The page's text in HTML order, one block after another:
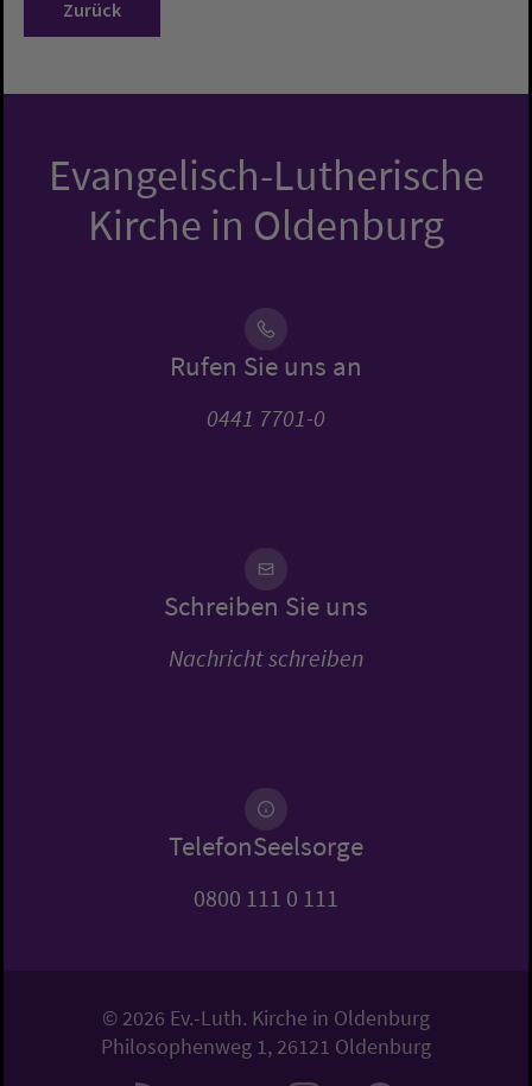
Zurück
Evangelisch-Lutherische
Kirche in Oldenburg
Rufen Sie uns an
0441 7701-0
Schreiben Sie uns
Nachricht schreiben
TelefonSeelsorge
0800 111 0 111
© 2026 Ev.-Luth. Kirche in Oldenburg
Philosophenweg 1, 26121 Oldenburg